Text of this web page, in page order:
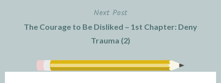
Next Post
The Courage to Be Disliked – 1st Chapter: Deny
Trauma (2)